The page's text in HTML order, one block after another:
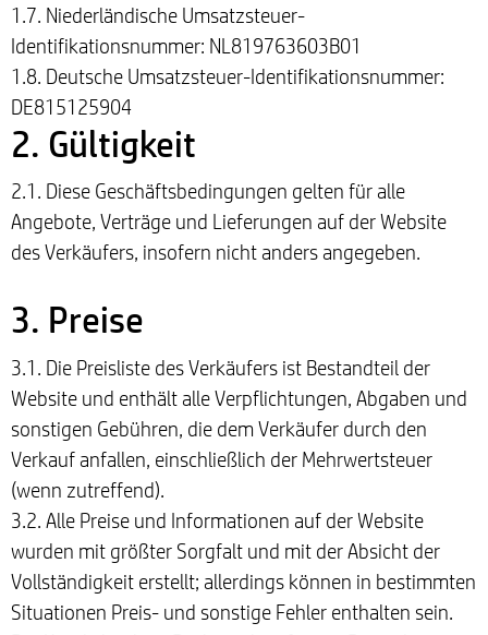
1.7. Niederländische Umsatzsteuer-
Identifikationsnummer: NL819763603B01
1.8. Deutsche Umsatzsteuer-Identifikationsnummer:
DE815125904
2. Gültigkeit
2.1. Diese Geschäftsbedingungen gelten für alle
Angebote, Verträge und Lieferungen auf der Website
des Verkäufers, insofern nicht anders angegeben.
3. Preise
3.1. Die Preisliste des Verkäufers ist Bestandteil der
Website und enthält alle Verpflichtungen, Abgaben und
sonstigen Gebühren, die dem Verkäufer durch den
Verkauf anfallen, einschließlich der Mehrwertsteuer
(wenn zutreffend).
3.2. Alle Preise und Informationen auf der Website
wurden mit größter Sorgfalt und mit der Absicht der
Vollständigkeit erstellt; allerdings können in bestimmten
Situationen Preis- und sonstige Fehler enthalten sein.